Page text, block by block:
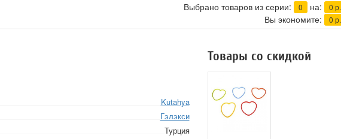
Выбрано товаров из серии: 0 на: 0 р.
Вы экономите: 0 р.
Kutahya
Гэлэкси
Турция
Товары со скидкой